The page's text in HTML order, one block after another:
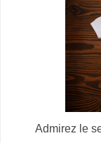
Admirez le